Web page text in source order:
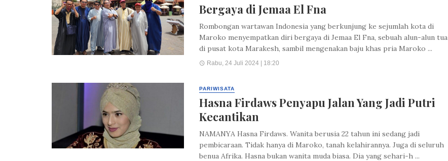
Bergaya di Jemaa El Fna
Rombongan wartawan Indonesia yang berkunjung ke sejumlah kota di
Maroko menyempatkan diri bergaya di Jemaa El Fna, sebuah alun-alun tua
di pusat kota Marakesh, sambil mengenakan baju khas pria Maroko ...
Rabu, 24 Juli 2024 | 18:20
PARIWISATA
Hasna Firdaws Penyapu Jalan Yang Jadi Putri
Kecantikan
NAMANYA Hasna Firdaws. Wanita berusia 22 tahun ini sedang jadi
pembicaraan. Tidak hanya di Maroko, tanah kelahirannya. Juga di seluruh
benua Afrika. Hasna bukan wanita muda biasa. Dia yang sehari-h ...